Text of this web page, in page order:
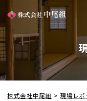
株式会社中尾組 > 現場レポ